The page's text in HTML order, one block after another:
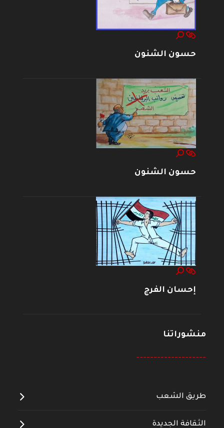
حسون الشنون
حسون الشنون
إحسان الفرج
منشوراتنا
--------------------
طريق الشعب
الثقافة الجديدة